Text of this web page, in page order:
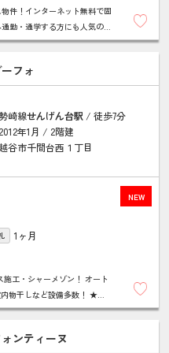
件！インターネット無料で固
勤・通学する方にも人気のエ
もおススメ！
フォ
崎線せんげん台駅 / 徒歩7分
年1月 / 2階建
谷市千間台西１丁目
NEW
1ヶ月
工・シャーメゾン！ オート
物干しなど設備多数！ ★お
ンティーヌ